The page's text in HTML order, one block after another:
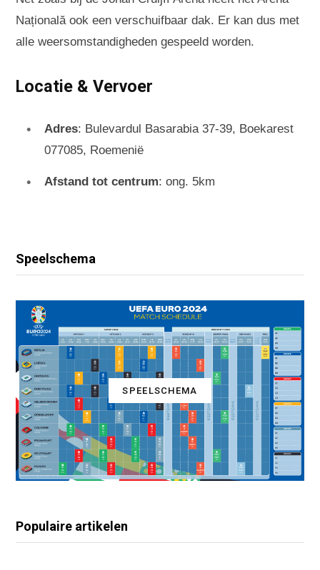
Națională ook een verschuifbaar dak. Er kan dus met
alle weersomstandigheden gespeeld worden.
Locatie & Vervoer
Adres: Bulevardul Basarabia 37-39, Boekarest
077085, Roemenië
Afstand tot centrum: ong. 5km
Speelschema
SPEELSCHEMA
Populaire artikelen